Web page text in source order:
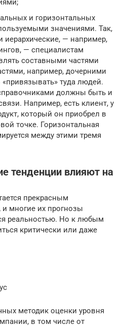
и горизонтальных
значениями. Так,
иерархические, — например,
— специалистам
составными частями
например, дочерними
туда людей.
должны быть и
Например, есть клиент, у
который он приобрел в
точке. Горизонтальная
между этими тремя
тенденции влияют на
прекрасным
и многие их прогнозы
реальностью. Но к любым
критически или даже
методик оценки уровня
в том числе от